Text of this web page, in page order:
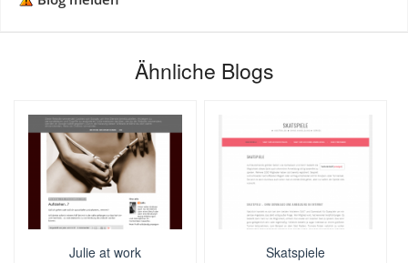
Ähnliche Blogs
Julie at work Skatspiele